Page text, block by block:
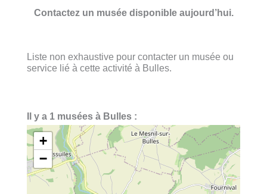
Contactez un musée disponible aujourd’hui.
Liste non exhaustive pour contacter un musée ou
service lié à cette activité à Bulles.
Il y a 1 musées à Bulles :
+
−